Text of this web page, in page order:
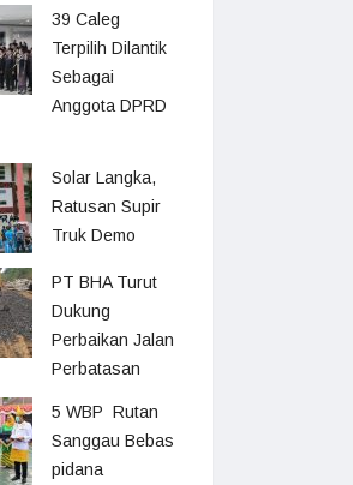
39 Caleg
Terpilih Dilantik
Sebagai
Anggota DPRD
Solar Langka,
Ratusan Supir
Truk Demo
PT BHA Turut
Dukung
Perbaikan Jalan
Perbatasan
5 WBP Rutan
Sanggau Bebas
pidana